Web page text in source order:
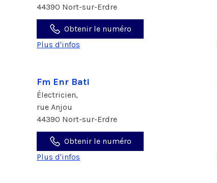
44390 Nort-sur-Erdre
Obtenir le numéro
Plus d'infos
Fm Enr Bati
Électricien,
rue Anjou
44390 Nort-sur-Erdre
Obtenir le numéro
Plus d'infos